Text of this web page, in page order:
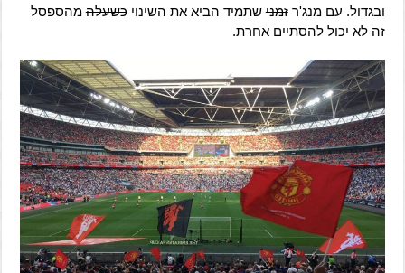
ובגדול. עם מנג'רזמנישתמיד הביא את השינויכשעלהמהספסל
זה לא יכול להסתיים אחרת.